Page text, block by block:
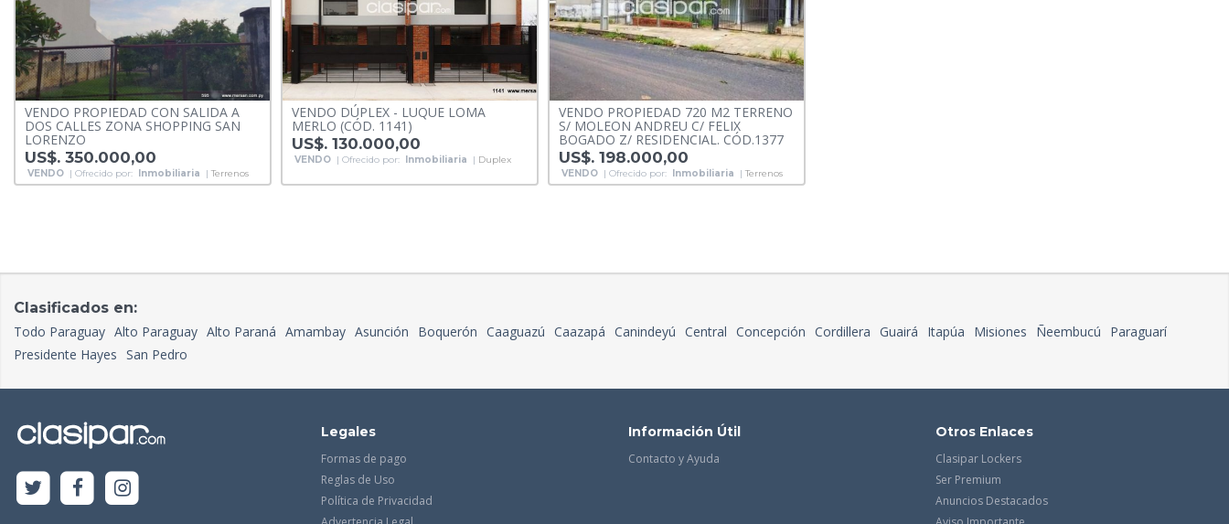
VENDO PROPIEDAD CON SALIDA A
DOS CALLES ZONA SHOPPING SAN
LORENZO
US$. 350.000,00
VENDO | Ofrecido por: Inmobiliaria | Terrenos
VENDO DÚPLEX - LUQUE LOMA
MERLO (CÓD. 1141)
US$. 130.000,00
VENDO | Ofrecido por: Inmobiliaria | Duplex
VENDO PROPIEDAD 720 M2 TERRENO
S/ MOLEON ANDREU C/ FELIX
BOGADO Z/ RESIDENCIAL. CÓD.1377
US$. 198.000,00
VENDO | Ofrecido por: Inmobiliaria | Terrenos
Clasificados en:
Todo Paraguay Alto Paraguay Alto Paraná Amambay Asunción Boquerón Caaguazú Caazapá Canindeyú Central Concepción Cordillera Guairá Itapúa Misiones Ñeembucú
Paraguarí
Presidente Hayes San Pedro
Legales
Formas de pago
Reglas de Uso
Política de Privacidad
Información Útil
Contacto y Ayuda
Otros Enlaces
Clasipar Lockers
Ser Premium
Anuncios Destacados